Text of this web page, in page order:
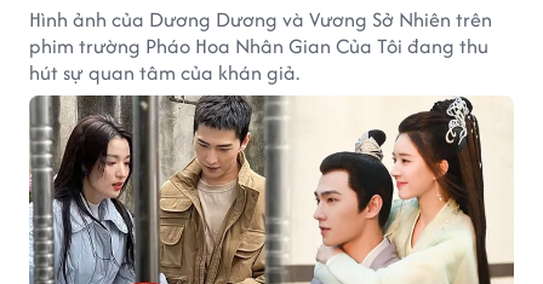
Hình ảnh của Dương Dương và Vương Sở Nhiên trên
phim trường Pháo Hoa Nhân Gian Của Tôi đang thu
hút sự quan tâm của khán giả.